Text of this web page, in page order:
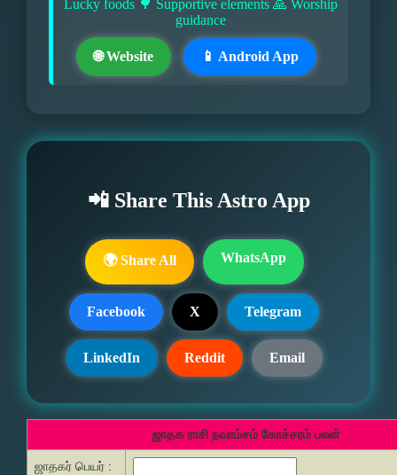
Lucky foods 🌳 Supportive elements 🙏 Worship
guidance
🌐 Website 📱 Android App
📲 Share This Astro App
🌍 Share All WhatsApp
Facebook X Telegram
LinkedIn Reddit Email
ஜாதக ராசி நவாம்சம் கோச்சரம் பலன்
ஜாதகர் பெயர் :